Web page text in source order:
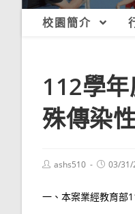
校園簡介
112學
殊傳染
Postashs510
Post03/31/
一、本案業經教育部